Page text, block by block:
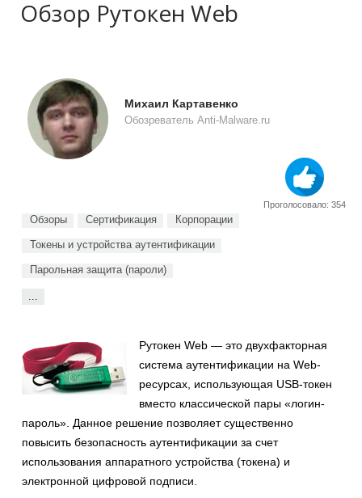
Обзор Рутокен Web
Михаил Картавенко
Обозреватель Anti-Malware.ru
Проголосовало: 354
Обзоры Сертификация Корпорации
Токены и устройства аутентификации
Парольная защита (пароли)
...
Рутокен Web — это двухфакторная
система аутентификации на Web-
ресурсах, использующая USB-токен
вместо классической пары «логин-
пароль». Данное решение позволяет существенно
повысить безопасность аутентификации за счет
использования аппаратного устройства (токена) и
электронной цифровой подписи.